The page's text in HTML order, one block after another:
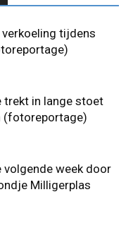
tijdens
trekt in lange stoet
(fotoreportage)
volgende week door
Milligerplas